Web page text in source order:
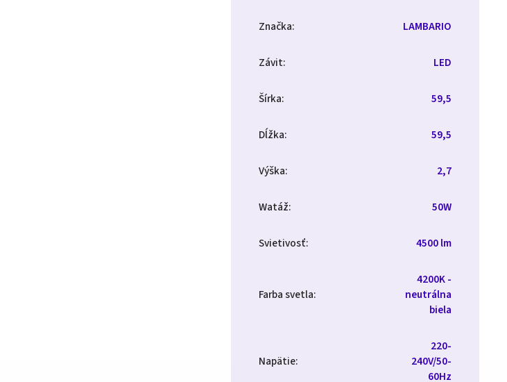
Značka: LAMBARIO
Závit: LED
Šírka: 59,5
Dĺžka: 59,5
Výška: 2,7
Watáž: 50W
Svietivosť: 4500 lm
Farba svetla:
4200K -
neutrálna
biela
Napätie:
220-
240V/50-
60Hz